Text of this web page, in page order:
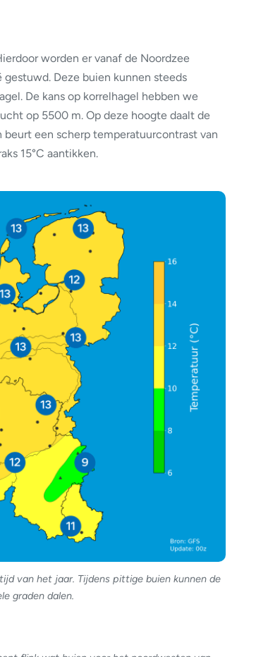
worden er vanaf de Noordzee
Deze buien kunnen steeds
De kans op korrelhagel hebben we
op 5500 m. Op deze hoogte daalt de
een scherp temperatuurcontrast van
15°C aantikken.
van het jaar. Tijdens pittige buien kunnen de
graden dalen.